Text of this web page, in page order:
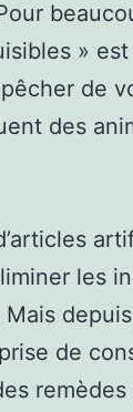
» est
de
des
les
Mais
de